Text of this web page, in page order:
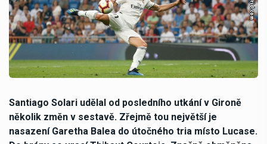
Santiago Solari udělal od posledního utkání v Gironě
několik změn v sestavě. Zřejmě tou největší je
nasazení Garetha Balea do útočného tria místo Lucase.